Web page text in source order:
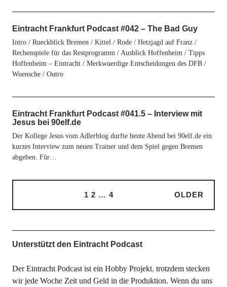
Eintracht Frankfurt Podcast #042 – The Bad Guy
Intro / Rueckblick Bremen / Kittel / Rode / Hetzjagd auf Franz /
Rechenspiele für das Restprogramm / Ausblick Hoffenheim / Tipps
Hoffenheim – Eintracht / Merkwuerdige Entscheidungen des DFB /
Wuensche / Outro
Eintracht Frankfurt Podcast #041.5 – Interview mit
Jesus bei 90elf.de
Der Kollege Jesus vom Adlerblog durfte heute Abend bei 90elf.de ein
kurzes Interview zum neuen Trainer und dem Spiel gegen Bremen
abgeben. Für…
1 2 … 4 OLDER
Unterstützt den Eintracht Podcast
Der Eintracht Podcast ist ein Hobby Projekt. trotzdem stecken
wir jede Woche Zeit und Geld in die Produktion. Wenn du uns